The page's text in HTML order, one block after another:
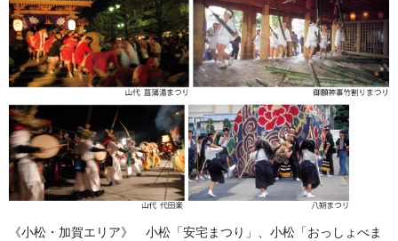
す。「おんさけ、さかなー ～
～」
2025/07/03
法被・はっぴ・はんてん・印半纏
よもやま話
《小松・加賀エリア》 小松「安宅まつり」、小松「おっしょべま